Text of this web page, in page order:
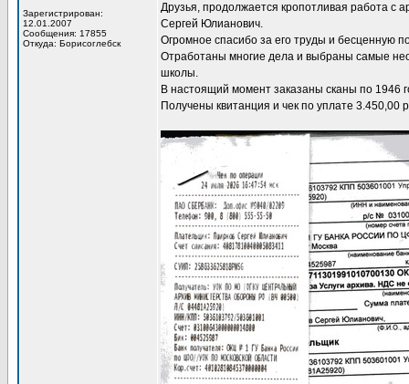
Зарегистрирован:
12.01.2007
Сообщения: 17855
Откуда: Борисоглебск
Друзья, продолжается кропотливая работа
Сергей Юлианович.
Огромное спасибо за его труды и бесценную
Отработаны многие дела и выбраны самые
школы.
В настоящий момент заказаны сканы по 1946
Получены квитанция и чек по уплате 3.450,00